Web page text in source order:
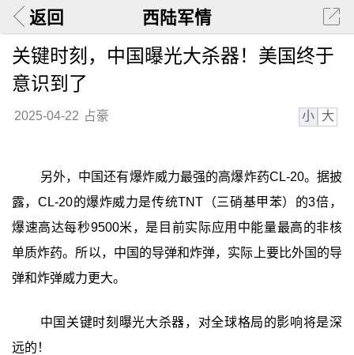
返回 西陆军情
关键时刻，中国曝光大杀器！美国终于
意识到了
2025-04-22 占豪 小 大
另外，中国还有爆炸威力最强的高爆炸药CL-20。据披
露，CL-20‌的爆炸威力是传统‌TNT‌（三硝基甲苯）的‌3倍‌，
爆速高达每秒9500米，是目前实际应用中能量最高的非核
单质炸药‌。所以，中国的导弹和炸弹，实际上要比外国的导
弹和炸弹威力更大。
中国关键时刻曝光大杀器，对全球格局的影响将是深
远的！